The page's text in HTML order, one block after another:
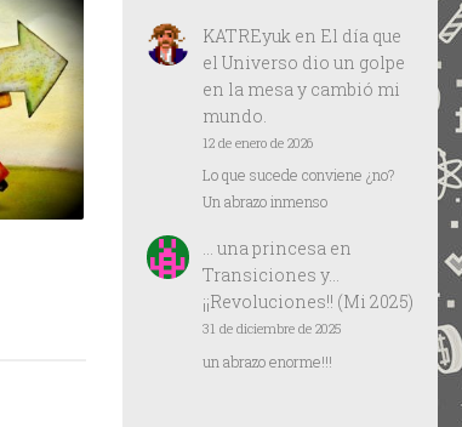
KATREyuk en El día que
el Universo dio un golpe
en la mesa y cambió mi
mundo.
12 de enero de 2026
Lo que sucede conviene ¿no?
Un abrazo inmenso
… una princesaen
Transiciones y…
¡¡Revoluciones!! (Mi 2025)
31 de diciembre de 2025
un abrazo enorme!!!